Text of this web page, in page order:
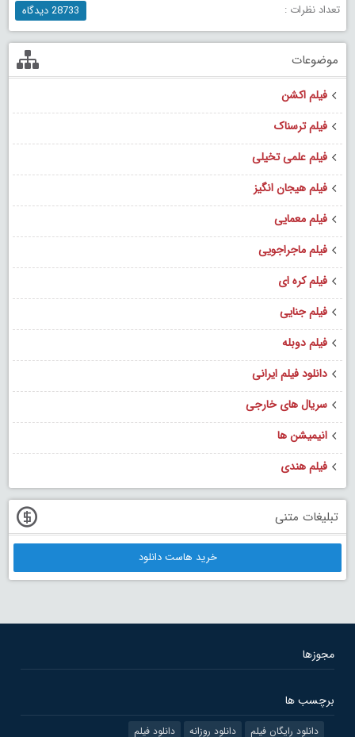
تعداد نظرات :
28733 دیدگاه
موضوعات
فیلم اکشن
فیلم ترسناک
فیلم علمی تخیلی
فیلم هیجان انگیز
فیلم معمایی
فیلم ماجراجویی
فیلم کره ای
فیلم جنایی
فیلم دوبله
دانلود فیلم ایرانی
سریال های خارجی
انیمیشن ها
فیلم هندی
تبلیغات متنی
خرید هاست دانلود
مجوزها
برچسب ها
دانلود رایگان فیلم دانلود روزانه دانلود فیلم